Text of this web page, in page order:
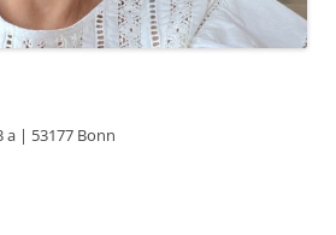
a | 53177 Bonn